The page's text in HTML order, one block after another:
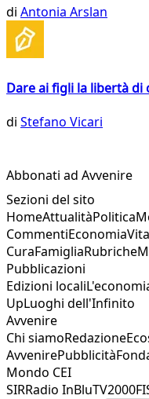
di Antonia Arslan
Dare ai figli la libertà di
di Stefano Vicari
Abbonati ad Avvenire
Sezioni del sito
HomeAttualitàPolitica
CommentiEconomia
CuraFamigliaRubriche
Pubblicazioni
Edizioni locali
UpLuoghi dell'Infinito
Avvenire
Chi siamoRedazione
AvvenirePubblicità
Mondo CEI
SIRRadio InBluTV2000